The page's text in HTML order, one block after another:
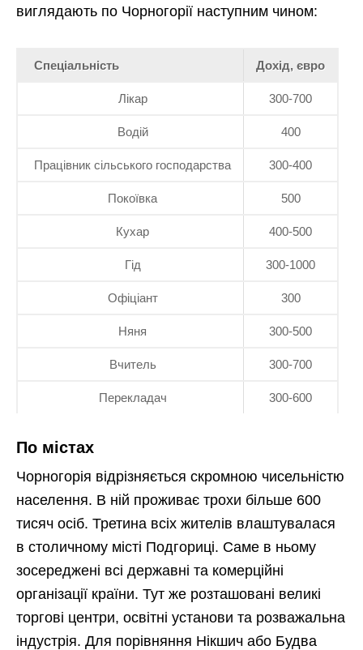
виглядають по Чорногорії наступним чином:
Спеціальність Дохід, євро
Лікар 300-700
Водій 400
Працівник сільського господарства 300-400
Покоївка 500
Кухар 400-500
Гід 300-1000
Офіціант 300
Няня 300-500
Вчитель 300-700
Перекладач 300-600
По містах
Чорногорія відрізняється скромною чисельністю
населення. В ній проживає трохи більше 600
тисяч осіб. Третина всіх жителів влаштувалася
в столичному місті Подгориці. Саме в ньому
зосереджені всі державні та комерційні
організації країни. Тут же розташовані великі
торгові центри, освітні установи та розважальна
індустрія. Для порівняння Нікшич або Будва